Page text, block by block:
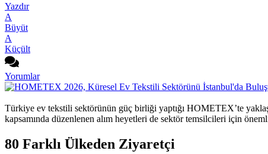
Yazdır
A
Büyüt
A
Küçült
Yorumlar
Türkiye ev tekstili sektörünün güç birliği yaptığı HOMETEX’te
kapsamında düzenlenen alım heyetleri de sektör temsilcileri için
80 Farklı Ülkeden Ziyaretçi